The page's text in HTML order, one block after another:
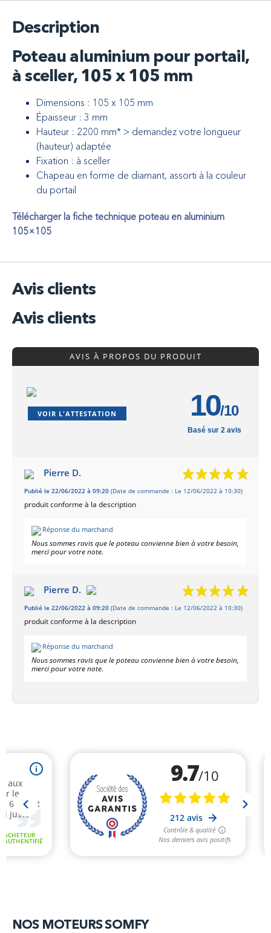
Description
Poteau aluminium pour portail,
à sceller, 105 x 105 mm
Dimensions : 105 x 105 mm
Épaisseur : 3 mm
Hauteur : 2200 mm* > demandez votre longueur
(hauteur) adaptée
Fixation : à sceller
Chapeau en forme de diamant, assorti à la couleur
du portail
Télécharger la fiche technique poteau en aluminium
105×105
Avis clients
Avis clients
AVIS À PROPOS DU PRODUIT
VOIR L'ATTESTATION 10/10
Basé sur 2 avis
Pierre D.
Publié le 22/06/2022 à 09:20 (Date de commande : Le 12/06/2022 à 10:30)
produit conforme à la description
Réponse du marchand
Nous sommes ravis que le poteau convienne bien à votre besoin,
merci pour votre note.
Pierre D.
Publié le 22/06/2022 à 09:20 (Date de commande : Le 12/06/2022 à 10:30)
produit conforme à la description
Réponse du marchand
Nous sommes ravis que le poteau convienne bien à votre besoin,
merci pour votre note.
NOS MOTEURS SOMFY